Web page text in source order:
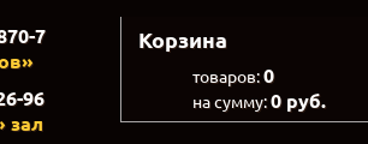
7
96
зал
Корзина
товаров:0
на сумму:0 руб.